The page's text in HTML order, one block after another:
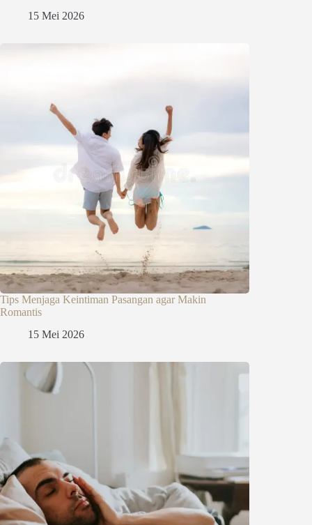
15 Mei 2026
Tips Menjaga Keintiman Pasangan agar Makin
Romantis
15 Mei 2026